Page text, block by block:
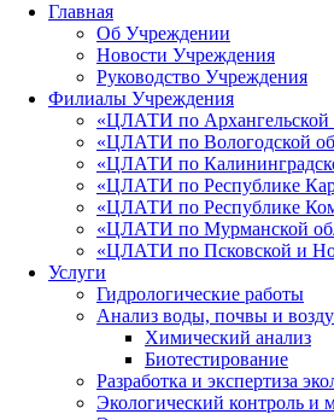
Главная
Об Учреждении
Новости Учреждения
Руководство Учреждения
Филиалы Учреждения
«ЦЛАТИ по Архангельской
«ЦЛАТИ по Вологодской
«ЦЛАТИ по
«ЦЛАТИ по Республике
«ЦЛАТИ по Республике
«ЦЛАТИ по Мурманской
«ЦЛАТИ по Псковской и
Услуги
Гидрологические работы
Анализ воды, почвы и
Химический анализ
Биотестирование
Разработка и экспертиза
Экологический контроль и